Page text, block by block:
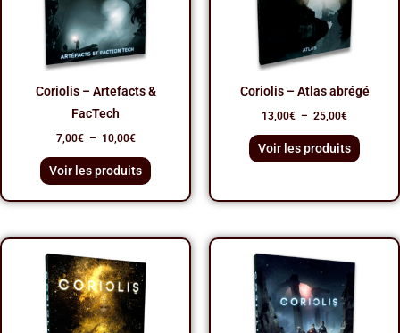
Coriolis – Artefacts &
FacTech
7,00€ – 10,00€
Voir les produits
Coriolis – Atlas abrégé
13,00€ – 25,00€
Voir les produits
de
prix :
25,00€
44,00€
de
prix :
30,00€
à
55,00€